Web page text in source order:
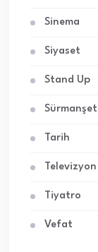
Sinema
Siyaset
Stand Up
Sürmanşet
Tarih
Televizyon
Tiyatro
Vefat